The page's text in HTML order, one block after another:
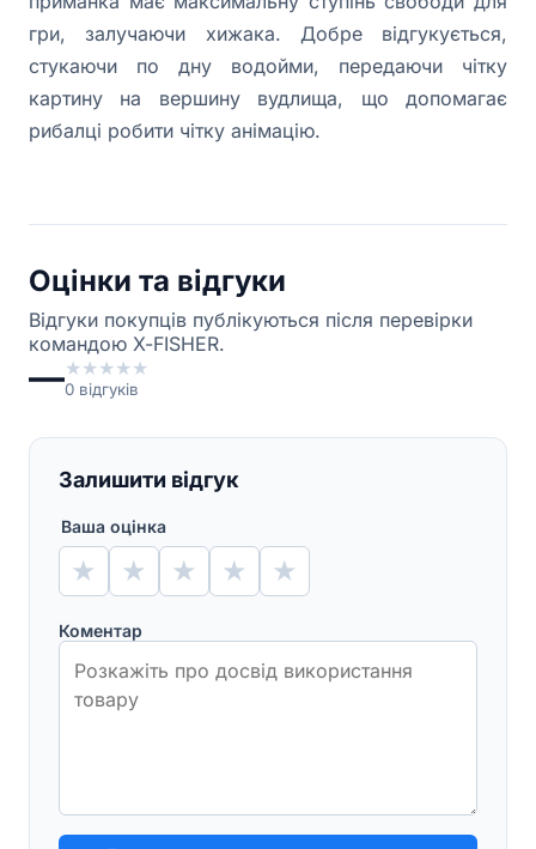
гри, залучаючи хижака. Добре відгукується,
стукаючи по дну водойми, передаючи чітку
картину на вершину вудлища, що допомагає
рибалці робити чітку анімацію.
Оцінки та відгуки
Відгуки покупців публікуються після перевірки
командою X-FISHER.
—★★★★★
0 відгуків
Залишити відгук
Ваша оцінка
★ ★ ★ ★ ★
Коментар